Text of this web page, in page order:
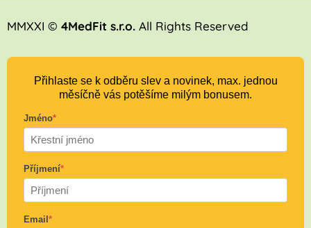
MMXXI © 4MedFit s.r.o. All Rights Reserved
Přihlaste se k odběru slev a novinek, max. jednou
měsíčně vás potěšíme milým bonusem.
Jméno*
Příjmení*
Email *